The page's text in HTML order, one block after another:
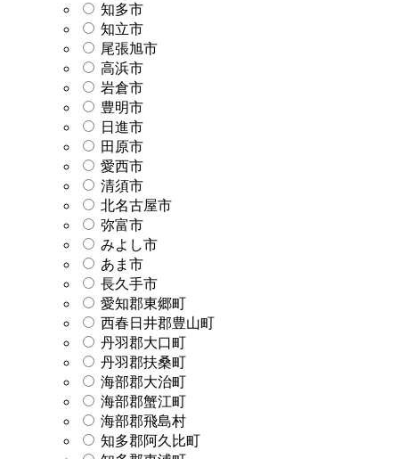
知多市
知立市
尾張旭市
高浜市
岩倉市
豊明市
日進市
田原市
愛西市
清須市
北名古屋市
弥富市
みよし市
あま市
長久手市
愛知郡東郷町
西春日井郡豊山町
丹羽郡大口町
丹羽郡扶桑町
海部郡大治町
海部郡蟹江町
海部郡飛島村
知多郡阿久比町